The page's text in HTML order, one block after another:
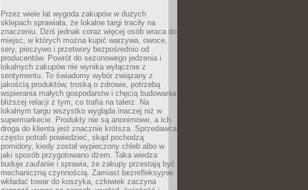
Przez wiele lat wygoda zakupów w dużych
sklepach sprawiała, że lokalne targi traciły na
znaczeniu. Dziś jednak coraz więcej osób wraca do
miejsc, w których można kupić warzywa, owoce,
sery, pieczywo i przetwory bezpośrednio od
producentów. Powrót do sezonowego jedzenia i
lokalnych zakupów nie wynika wyłącznie z
sentymentu. To świadomy wybór związany z
jakością produktów, troską o zdrowie, potrzebą
wspierania małych gospodarstw i chęcią budowania
bliższej relacji z tym, co trafia na talerz. Na
lokalnym targu wszystko wygląda inaczej niż w
supermarkecie. Produkty nie są anonimowe, a ich
droga do klienta jest znacznie krótsza. Sprzedawca
często potrafi powiedzieć, skąd pochodzą
pomidory, kiedy został wypieczony chleb albo w
jaki sposób przygotowano dżem. Taka wiedza
buduje zaufanie i sprawia, że zakupy przestają być
mechaniczną czynnością. Zamiast bezrefleksyjnie
wkładać towar do koszyka, człowiek zaczyna